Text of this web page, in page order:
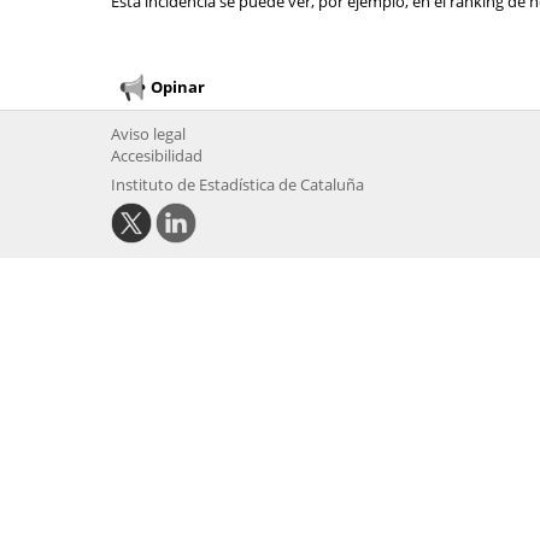
Opinar
Aviso legal
Accesibilidad
Instituto de Estadística de Cataluña